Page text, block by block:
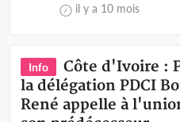
il y a 10 mois
Info
Côte d'Ivoire :
la délégation PDCI
René appelle à